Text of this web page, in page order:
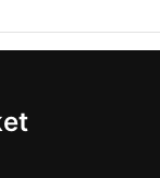
SEGÍTIK